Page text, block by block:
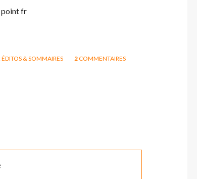
point fr
ÉDITOS & SOMMAIRES 2COMMENTAIRES